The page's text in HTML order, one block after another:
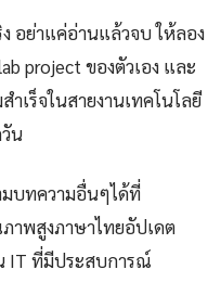
อย่าแค่อ่านแล้วจบ ให้ลอง
project ของตัวเอง และ
เร็จในสายงานเทคโนโลยี
น
มบทความอื่นๆได้ที่
าพสูงภาษาไทยอัปเดต
IT ที่มีประสบการณ์